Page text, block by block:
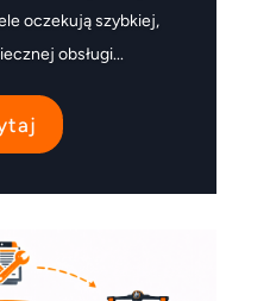
oczekują szybkiej,
obsługi...